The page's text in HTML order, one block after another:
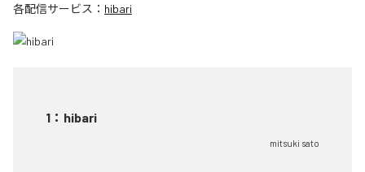
各配信サービス： hibari
1 ： hibari
mitsuki sato